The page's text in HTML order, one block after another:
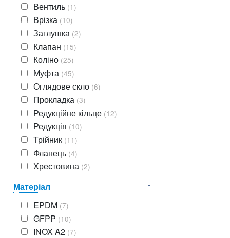
Вентиль (1)
Врізка (10)
Заглушка (2)
Клапан (15)
Коліно (25)
Муфта (45)
Оглядове скло (6)
Прокладка (3)
Редукційне кільце (12)
Редукція (10)
Трійник (11)
Фланець (4)
Хрестовина (2)
Матеріал
EPDM (7)
GFPP (10)
INOX A2 (7)